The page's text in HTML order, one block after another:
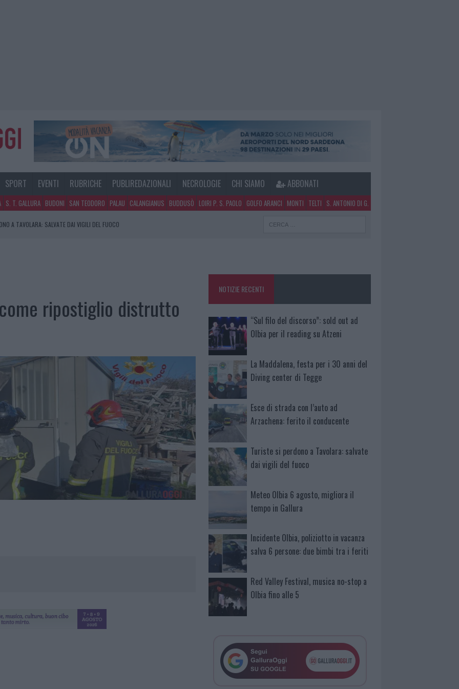
SPORT EVENTI RUBRICHE PUBLIREDAZIONALI NECROLOGIE CHI SIAMO ABBONATI
S. T. GALLURA BUDONI SAN TEODORO PALAU CALANGIANUS BUDDUSÒ LOIRI P. S. PAOLO GOLFO ARANCI MONTI TELTI S. ANTONIO DI G.
A TAVOLARA: SALVATE DAI VIGILI DEL FUOCO
MIGLIORA IL TEMPO IN GALLURA
ripostiglio distrutto
NOTIZIE RECENTI
“Sul filo del discorso”: sold out ad
Olbia per il reading su Atzeni
La Maddalena, festa per i 30 anni del
Diving center di Tegge
Esce di strada con l’auto ad
Arzachena: ferito il conducente
Turiste si perdono a Tavolara: salvate
dai vigili del fuoco
Meteo Olbia 6 agosto, migliora il
tempo in Gallura
Incidente Olbia, poliziotto in vacanza
salva 6 persone: due bimbi tra i feriti
Red Valley Festival, musica no-stop a
Olbia fino alle 5